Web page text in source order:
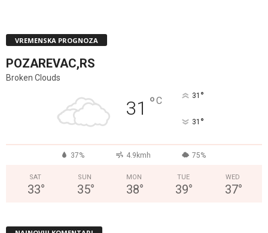
VREMENSKA PROGNOZA
POZAREVAC,RS
Broken Clouds
31 °C 31 °
31 °
37% 4.9kmh 75%
SAT
33°
SUN
35°
MON
38°
TUE
39°
WED
37°